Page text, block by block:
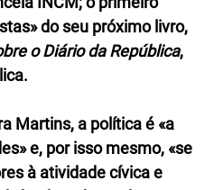
do seu próximo livro,
o Diário da República,
Martins, a política é «a
e, por isso mesmo, «se
à atividade cívica e